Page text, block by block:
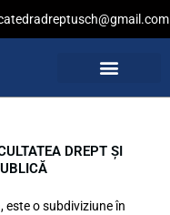
DREPT ȘI
o subdiviziune în